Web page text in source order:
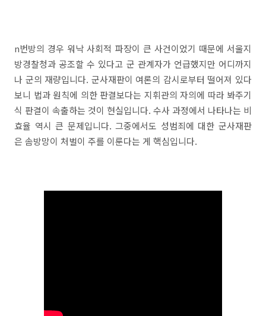
n번방의 경우 워낙 사회적 파장이 큰 사건이었기 때문에 서울지
방경찰청과 공조할 수 있다고 군 관계자가 언급했지만 어디까지
나 군의 재량입니다. 군사재판이 여론의 감시로부터 떨어져 있다
보니 법과 원칙에 의한 판결보다는 지휘관의 자의에 따라 봐주기
식 판결이 속출하는 것이 현실입니다. 수사 과정에서 나타나는 비
효율 역시 큰 문제입니다. 그중에서도 성범죄에 대한 군사재판
은 솜방망이 처벌이 주를 이룬다는 게 핵심입니다.